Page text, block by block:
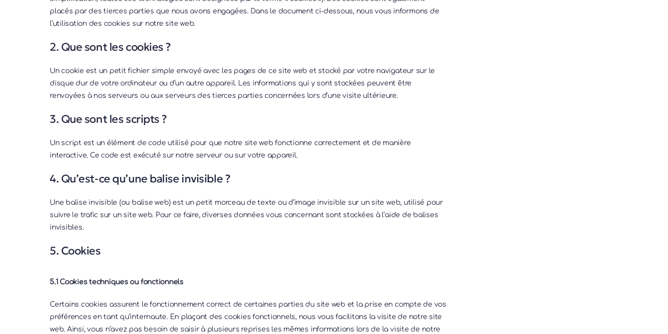
placés par des tierces parties que nous avons engagées. Dans le document ci-dessous, nous vous informons de
l’utilisation des cookies sur notre site web.
2. Que sont les cookies ?
Un cookie est un petit fichier simple envoyé avec les pages de ce site web et stocké par votre navigateur sur le
disque dur de votre ordinateur ou d’un autre appareil. Les informations qui y sont stockées peuvent être
renvoyées à nos serveurs ou aux serveurs des tierces parties concernées lors d’une visite ultérieure.
3. Que sont les scripts ?
Un script est un élément de code utilisé pour que notre site web fonctionne correctement et de manière
interactive. Ce code est exécuté sur notre serveur ou sur votre appareil.
4. Qu’est-ce qu’une balise invisible ?
Une balise invisible (ou balise web) est un petit morceau de texte ou d’image invisible sur un site web, utilisé pour
suivre le trafic sur un site web. Pour ce faire, diverses données vous concernant sont stockées à l’aide de balises
invisibles.
5. Cookies
5.1 Cookies techniques ou fonctionnels
Certains cookies assurent le fonctionnement correct de certaines parties du site web et la prise en compte de vos
préférences en tant qu’internaute. En plaçant des cookies fonctionnels, nous vous facilitons la visite de notre site
web. Ainsi, vous n’avez pas besoin de saisir à plusieurs reprises les mêmes informations lors de la visite de notre